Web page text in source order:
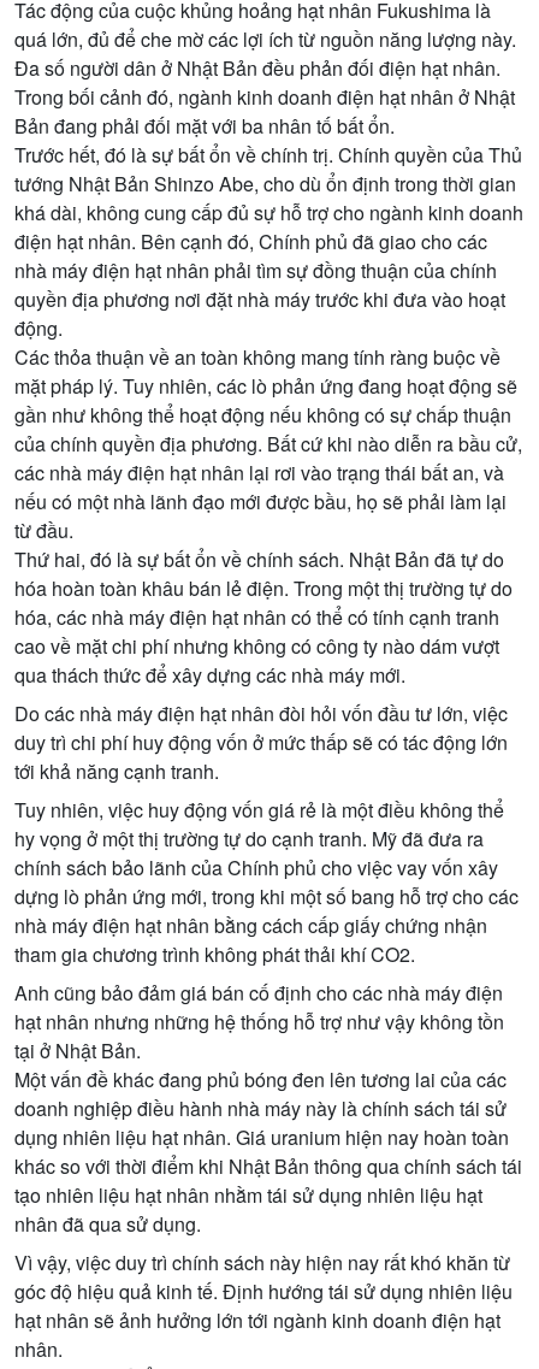
Tác động của cuộc khủng hoảng hạt nhân Fukushima là
quá lớn, đủ để che mờ các lợi ích từ nguồn năng lượng này.
Đa số người dân ở Nhật Bản đều phản đối điện hạt nhân.
Trong bối cảnh đó, ngành kinh doanh điện hạt nhân ở Nhật
Bản đang phải đối mặt với ba nhân tố bất ổn.
Trước hết, đó là sự bất ổn về chính trị. Chính quyền của Thủ
tướng Nhật Bản Shinzo Abe, cho dù ổn định trong thời gian
khá dài, không cung cấp đủ sự hỗ trợ cho ngành kinh doanh
điện hạt nhân. Bên cạnh đó, Chính phủ đã giao cho các
nhà máy điện hạt nhân phải tìm sự đồng thuận của chính
quyền địa phương nơi đặt nhà máy trước khi đưa vào hoạt
động.
Các thỏa thuận về an toàn không mang tính ràng buộc về
mặt pháp lý. Tuy nhiên, các lò phản ứng đang hoạt động sẽ
gần như không thể hoạt động nếu không có sự chấp thuận
của chính quyền địa phương. Bất cứ khi nào diễn ra bầu cử,
các nhà máy điện hạt nhân lại rơi vào trạng thái bất an, và
nếu có một nhà lãnh đạo mới được bầu, họ sẽ phải làm lại
từ đầu.
Thứ hai, đó là sự bất ổn về chính sách. Nhật Bản đã tự do
hóa hoàn toàn khâu bán lẻ điện. Trong một thị trường tự do
hóa, các nhà máy điện hạt nhân có thể có tính cạnh tranh
cao về mặt chi phí nhưng không có công ty nào dám vượt
qua thách thức để xây dựng các nhà máy mới.
Do các nhà máy điện hạt nhân đòi hỏi vốn đầu tư lớn, việc
duy trì chi phí huy động vốn ở mức thấp sẽ có tác động lớn
tới khả năng cạnh tranh.
Tuy nhiên, việc huy động vốn giá rẻ là một điều không thể
hy vọng ở một thị trường tự do cạnh tranh. Mỹ đã đưa ra
chính sách bảo lãnh của Chính phủ cho việc vay vốn xây
dựng lò phản ứng mới, trong khi một số bang hỗ trợ cho các
nhà máy điện hạt nhân bằng cách cấp giấy chứng nhận
tham gia chương trình không phát thải khí CO2.
Anh cũng bảo đảm giá bán cố định cho các nhà máy điện
hạt nhân nhưng những hệ thống hỗ trợ như vậy không tồn
tại ở Nhật Bản.
Một vấn đề khác đang phủ bóng đen lên tương lai của các
doanh nghiệp điều hành nhà máy này là chính sách tái sử
dụng nhiên liệu hạt nhân. Giá uranium hiện nay hoàn toàn
khác so với thời điểm khi Nhật Bản thông qua chính sách tái
tạo nhiên liệu hạt nhân nhằm tái sử dụng nhiên liệu hạt
nhân đã qua sử dụng.
Vì vậy, việc duy trì chính sách này hiện nay rất khó khăn từ
góc độ hiệu quả kinh tế. Định hướng tái sử dụng nhiên liệu
hạt nhân sẽ ảnh hưởng lớn tới ngành kinh doanh điện hạt
nhân.